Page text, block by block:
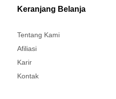
Keranjang Belanja
Tentang Kami
Afiliasi
Karir
Kontak